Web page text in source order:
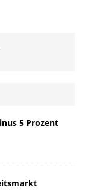
5 Prozent